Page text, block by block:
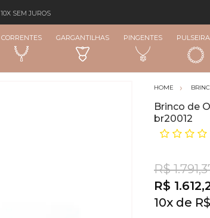
10X SEM JUROS
CORRENTES GARGANTILHAS PINGENTES
Brinco de
br20012
R$
R$
10x